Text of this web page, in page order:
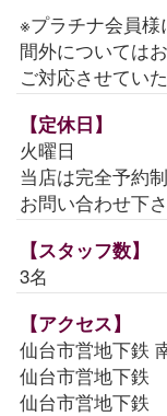
※プラチナ会員様
間外については
ご対応させてい
【定休日】
火曜日
当店は完全予約
お問い合わせ下さ
【スタッフ数】
3名
【アクセス】
仙台市営地下鉄
仙台市営地下鉄
仙台市営地下鉄